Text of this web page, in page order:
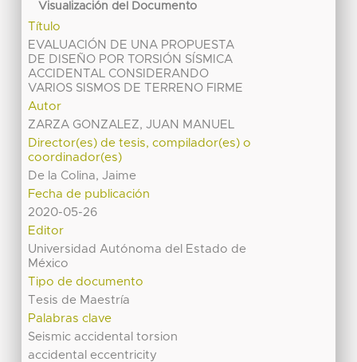
Visualización del Documento
Título
EVALUACIÓN DE UNA PROPUESTA
DE DISEÑO POR TORSIÓN SÍSMICA
ACCIDENTAL CONSIDERANDO
VARIOS SISMOS DE TERRENO FIRME
Autor
ZARZA GONZALEZ, JUAN MANUEL
Director(es) de tesis, compilador(es) o
coordinador(es)
De la Colina, Jaime
Fecha de publicación
2020-05-26
Editor
Universidad Autónoma del Estado de
México
Tipo de documento
Tesis de Maestría
Palabras clave
Seismic accidental torsion
accidental eccentricity